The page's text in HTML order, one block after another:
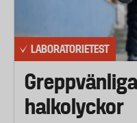
LABORATORIETEST
halkolyckor